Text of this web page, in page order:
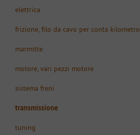
elettrica
frizione, filo da cavo per conta kilometro
marmitte
motore, vari pezzi motore
sistema freni
transmissione
tuning